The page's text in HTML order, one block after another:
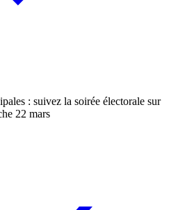
: suivez la soirée électorale sur
22 mars